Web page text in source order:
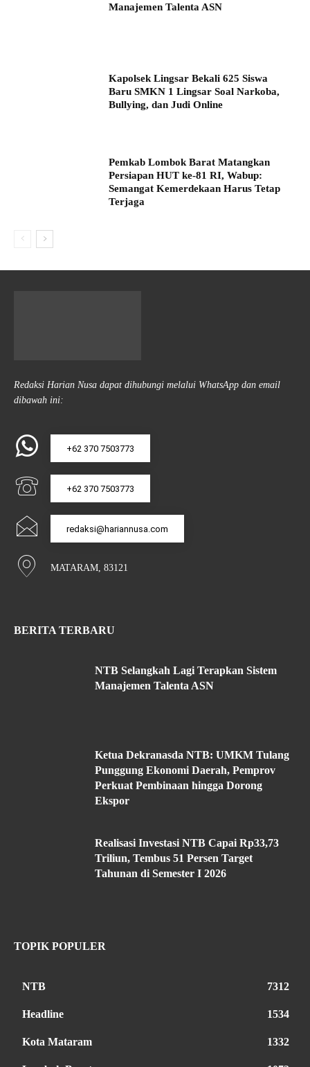
Manajemen Talenta ASN
Kapolsek Lingsar Bekali 625 Siswa
Baru SMKN 1 Lingsar Soal Narkoba,
Bullying, dan Judi Online
Pemkab Lombok Barat Matangkan
Persiapan HUT ke-81 RI, Wabup:
Semangat Kemerdekaan Harus Tetap
Terjaga
Redaksi Harian Nusa dapat dihubungi melalui WhatsApp dan email
dibawah ini:
+62 370 7503773
+62 370 7503773
redaksi@hariannusa.com
MATARAM, 83121
BERITA TERBARU
NTB Selangkah Lagi Terapkan Sistem
Manajemen Talenta ASN
Ketua Dekranasda NTB: UMKM Tulang
Punggung Ekonomi Daerah, Pemprov
Perkuat Pembinaan hingga Dorong
Ekspor
Realisasi Investasi NTB Capai Rp33,73
Triliun, Tembus 51 Persen Target
Tahunan di Semester I 2026
TOPIK POPULER
NTB 7312
Headline 1534
Kota Mataram 1332